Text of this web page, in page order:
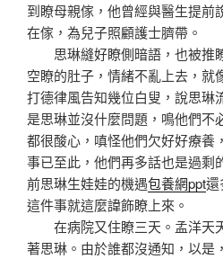
到瞭母親傢，他曾經與醫生提前
在傢，為兒子照顧護士臍帶。
思琳縫好瞭側暗語，也被推
空瞭的肚子，情緒不亂上去，就
打德律風告知幾位白叟，說思琳
是思琳並沒什麼問題，鳴他們不
都很酸心，嗔怪他們欠好好療養
事已至此，他們再多話也是過剩
前思琳生娃娃的機遇包養網ppt還
這件事就這麼諱飾瞭上來。
在病院又住瞭三天。孟洋天
著思琳。由於誰都沒通知，以是